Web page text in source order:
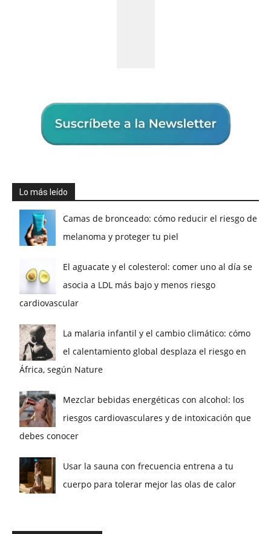
Lo más leído
Camas de bronceado: cómo reducir el riesgo de
melanoma y proteger tu piel
El aguacate y el colesterol: comer uno al día se
asocia a LDL más bajo y menos riesgo
cardiovascular
La malaria infantil y el cambio climático: cómo
el calentamiento global desplaza el riesgo en
África, según Nature
Mezclar bebidas energéticas con alcohol: los
riesgos cardiovasculares y de intoxicación que
debes conocer
Usar la sauna con frecuencia entrena a tu
cuerpo para tolerar mejor las olas de calor